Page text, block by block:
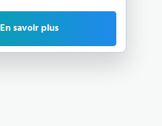
En savoir plus